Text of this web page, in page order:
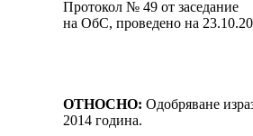
Протокол № 49 от заседание
на ОбС, проведено на
ОТНОСНО:Одобряване
2014 година.